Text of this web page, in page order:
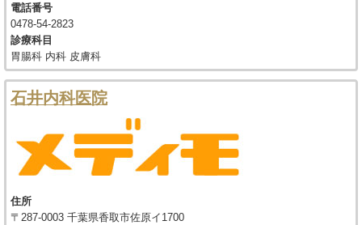
電話番号
0478-54-2823
診療科目
胃腸科 内科 皮膚科
石井内科医院
住所
〒287-0003 千葉県香取市佐原イ1700